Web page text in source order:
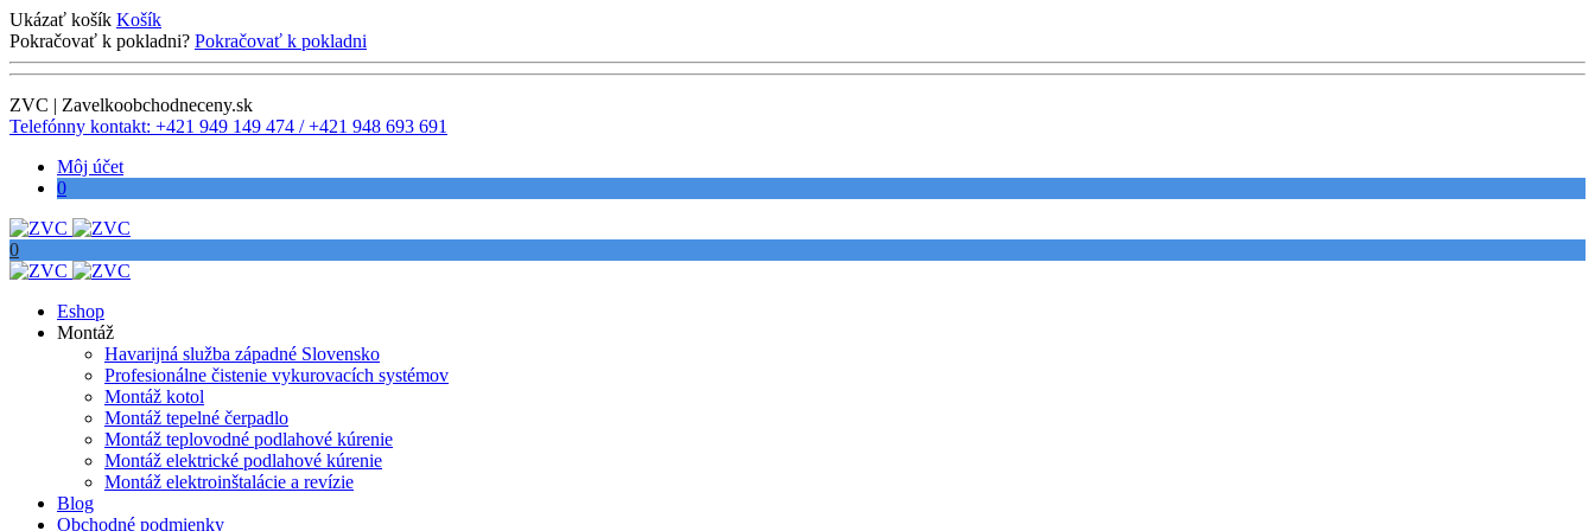
Ukázať košík Košík
Pokračovať k pokladni? Pokračovať k pokladni
ZVC | Zavelkoobchodneceny.sk
Telefónny kontakt: +421 949 149 474 / +421 948 693 691
Môj účet
0
0
Eshop
Montáž
Havarijná služba západné Slovensko
Profesionálne čistenie vykurovacích systémov
Montáž kotol
Montáž tepelné čerpadlo
Montáž teplovodné podlahové kúrenie
Montáž elektrické podlahové kúrenie
Montáž elektroinštalácie a revízie
Blog
Obchodné podmienky